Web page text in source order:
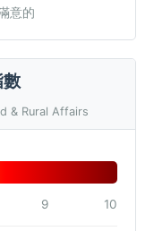
意的
& Rural Affairs
9 10